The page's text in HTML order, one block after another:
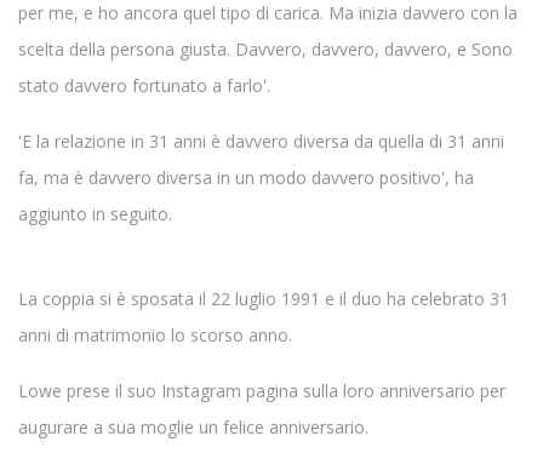
per me, e ho ancora quel tipo di carica. Ma inizia davvero con la
scelta della persona giusta. Davvero, davvero, davvero, e Sono
stato davvero fortunato a farlo'.
'E la relazione in 31 anni è davvero diversa da quella di 31 anni
fa, ma è davvero diversa in un modo davvero positivo', ha
aggiunto in seguito.
La coppia si è sposata il 22 luglio 1991 e il duo ha celebrato 31
anni di matrimonio lo scorso anno.
Lowe prese il suo Instagram pagina sulla loro anniversario per
augurare a sua moglie un felice anniversario.